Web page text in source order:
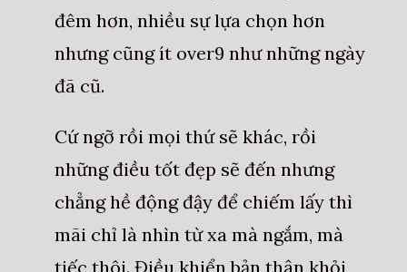
đêm hơn, nhiều sự lựa chọn hơn
nhưng cũng ít over9 như những ngày
đã cũ.
Cứ ngỡ rồi mọi thứ sẽ khác, rồi
những điều tốt đẹp sẽ đến nhưng
chẳng hề động đậy để chiếm lấy thì
mãi chỉ là nhìn từ xa mà ngắm, mà
tiếc thôi. Điều khiển bản thân khỏi